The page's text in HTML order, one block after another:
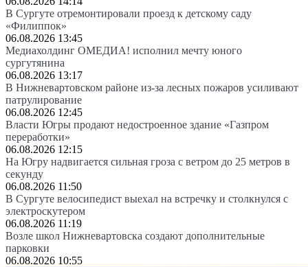
В Сургуте отремонтировали проезд к детскому саду
«Филиппок»
06.08.2026 13:45
Медиахолдинг ОМЕДИА! исполнил мечту юного
сургутянина
06.08.2026 13:17
В Нижневартовском районе из-за лесных пожаров усиливают
патрулирование
06.08.2026 12:45
Власти Югры продают недостроенное здание «Газпром
переработки»
06.08.2026 12:15
На Югру надвигается сильная гроза с ветром до 25 метров в
секунду
06.08.2026 11:50
В Сургуте велосипедист выехал на встречку и столкнулся с
электроскутером
06.08.2026 11:19
Возле школ Нижневартовска создают дополнительные
парковки
06.08.2026 10:55